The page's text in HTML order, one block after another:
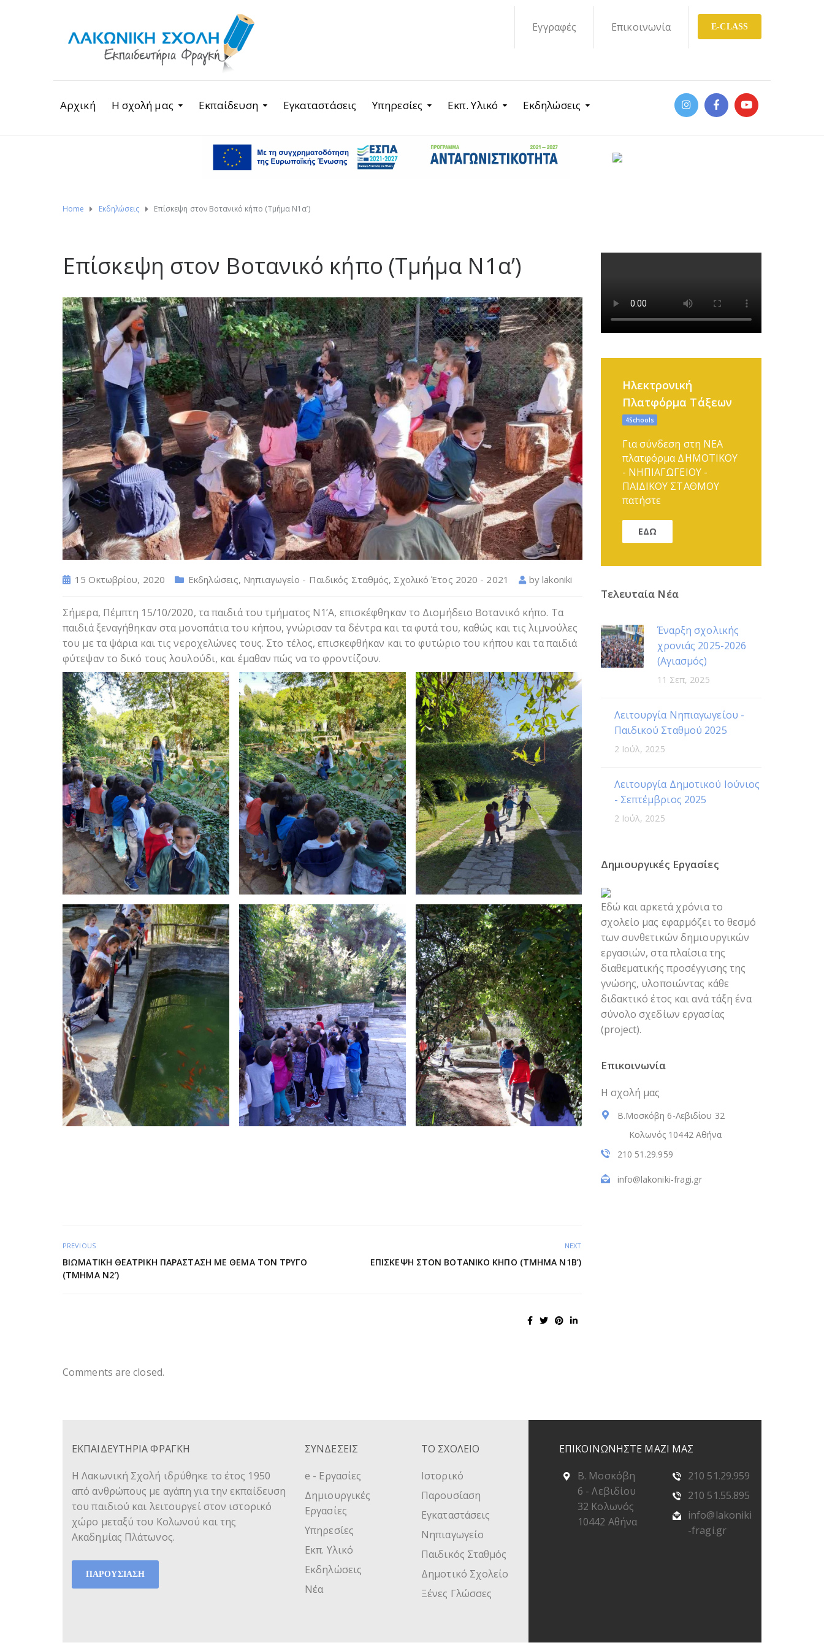
E-CLASS
Εγγραφές Επικοινωνία
Αρχική Η σχολή μας Εκπαίδευση Εγκαταστάσεις Υπηρεσίες Εκπ. Υλικό Εκδηλώσεις
Home Εκδηλώσεις Επίσκεψη στον Βοτανικό κήπο (Τμήμα Ν1α’)
Επίσκεψη στον Βοτανικό κήπο (Τμήμα Ν1α’)
15 Οκτωβρίου, 2020 Εκδηλώσεις, Νηπιαγωγείο - Παιδικός Σταθμός, Σχολικό Έτος 2020 - 2021 bylakoniki
Σήμερα, Πέμπτη 15/10/2020, τα παιδιά του τμήματος Ν1’Α, επισκέφθηκαν το Διομήδειο Βοτανικό κήπο. Τα
παιδιά ξεναγήθηκαν στα μονοπάτια του κήπου, γνώρισαν τα δέντρα και τα φυτά του, καθώς και τις λιμνούλες
του με τα ψάρια και τις νεροχελώνες τους. Στο τέλος, επισκεφθήκαν και το φυτώριο του κήπου και τα παιδιά
φύτεψαν το δικό τους λουλούδι, και έμαθαν πώς να το φροντίζουν.
PREVIOUS
ΒΙΩΜΑΤΙΚΉ ΘΕΑΤΡΙΚΉ ΠΑΡΆΣΤΑΣΗ ΜΕ ΘΈΜΑ ΤΟΝ ΤΡΎΓΟ
(ΤΜΉΜΑ Ν2′)
NEXT
ΕΠΊΣΚΕΨΗ ΣΤΟΝ ΒΟΤΑΝΙΚΌ ΚΉΠΟ (ΤΜΉΜΑ Ν1Β’)
Comments are closed.
Ηλεκτρονική
Πλατφόρμα Τάξεων
4Schools
Για σύνδεση στη ΝΕΑ
πλατφόρμα ΔΗΜΟΤΙΚΟΥ
- ΝΗΠΙΑΓΩΓΕΙΟΥ -
ΠΑΙΔΙΚΟΥ ΣΤΑΘΜΟΥ
πατήστε
ΕΔΩ
Τελευταία Νέα
Έναρξη σχολικής
χρονιάς 2025-2026
(Αγιασμός)
11 Σεπ, 2025
Λειτουργία Νηπιαγωγείου -
Παιδικού Σταθμού 2025
2 Ιούλ, 2025
Λειτουργία Δημοτικού Ιούνιος
- Σεπτέμβριος 2025
2 Ιούλ, 2025
Δημιουργικές Εργασίες
Εδώ και αρκετά χρόνια το
σχολείο μας εφαρμόζει το θεσμό
των συνθετικών δημιουργικών
εργασιών, στα πλαίσια της
διαθεματικής προσέγγισης της
γνώσης, υλοποιώντας κάθε
διδακτικό έτος και ανά τάξη ένα
σύνολο σχεδίων εργασίας
(project).
Επικοινωνία
Η σχολή μας
Β.Μοσκόβη 6-Λεβιδίου 32
Κολωνός 10442 Αθήνα
210 51.29.959
info@lakoniki-fragi.gr
ΕΚΠΑΙΔΕΥΤΗΡΙΑ ΦΡΑΓΚΗ
Η Λακωνική Σχολή ιδρύθηκε το έτος 1950
από ανθρώπους με αγάπη για την εκπαίδευση
του παιδιού και λειτουργεί στον ιστορικό
χώρο μεταξύ του Κολωνού και της
Ακαδημίας Πλάτωνος.
ΠΑΡΟΥΣΙΑΣΗ
ΣΥΝΔΕΣΕΙΣ
e - Εργασίες
Δημιουργικές
Εργασίες
Υπηρεσίες
Εκπ. Υλικό
Εκδηλώσεις
Νέα
ΤΟ ΣΧΟΛΕΙΟ
Ιστορικό
Παρουσίαση
Εγκαταστάσεις
Νηπιαγωγείο
Παιδικός Σταθμός
Δημοτικό Σχολείο
Ξένες Γλώσσες
ΕΠΙΚΟΙΝΩΝΗΣΤΕ ΜΑΖΙ ΜΑΣ
Β. Μοσκόβη
6 - Λεβιδίου
32 Κολωνός
10442 Αθήνα
210 51.29.959
210 51.55.895
info@lakoniki
-fragi.gr